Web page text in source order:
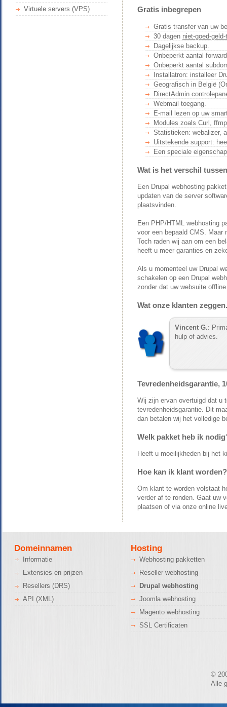
Virtuele servers (VPS)
Gratis inbegrepen
Gratis transfer van uw
30 dagen niet-goed-
Dagelijkse backup.
Onbeperkt aantal
Onbeperkt aantal
Installatron: installeer
Geografisch in België
DirectAdmin
Webmail toegang.
E-mail lezen op uw
Modules zoals Curl,
Statistieken: webalizer,
Uitstekende support:
Een speciale
Wat is het verschil
Een Drupal webhosting
updaten van de server
plaatsvinden.
Een PHP/HTML webhosting
voor een bepaald CMS. Maar
Toch raden wij aan om een
heeft u meer garanties en
Als u momenteel uw Drupal
schakelen op een Drupal
zonder dat uw websuite
Wat onze klanten
Vincent G.:
hulp of advies.
Tevredenheidsgarantie,
Wij zijn ervan overtuigd dat u
tevredenheidsgarantie. Dit
dan betalen wij het volledige
Welk pakket heb ik
Heeft u moeilijkheden bij het
Hoe kan ik klant worden?
Om klant te worden volstaat
verder af te ronden. Gaat uw
plaatsen of via onze online
Domeinnamen
Informatie
Extensies en prijzen
Resellers (DRS)
API (XML)
Hosting
Webhosting pakketten
Reseller webhosting
Drupal webhosting
Joomla webhosting
Magento webhosting
SSL Certificaten
©
Alle